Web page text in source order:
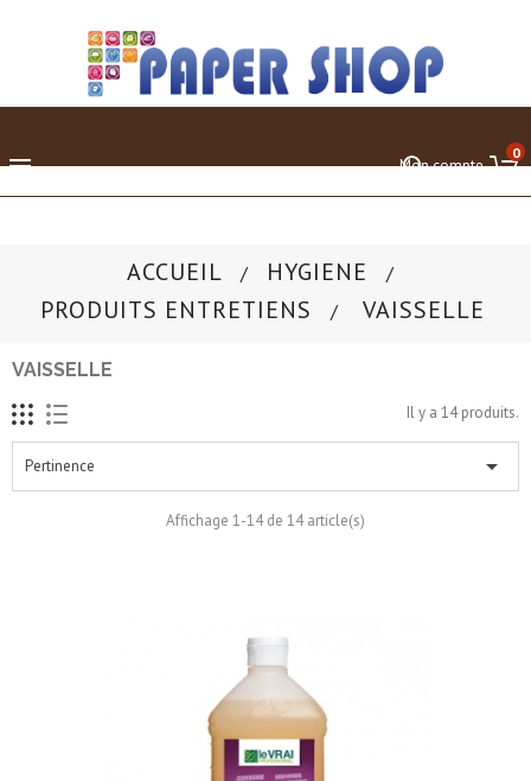
 0
Mon compte
ACCUEIL
HYGIENE
PRODUITS ENTRETIENS
VAISSELLE
VAISSELLE
Il y a 14 produits.
Pertinence 
Affichage 1-14 de 14 article(s)